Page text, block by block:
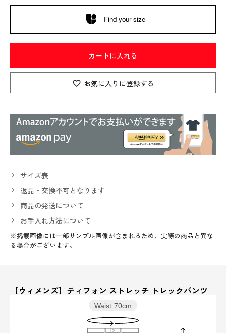
Find your size
カートに入れる
お気に入りに登録する
サイズ表
返品・交換不可となります
商品の発送について
お手入れ方法について
※掲載画像には一部サンプル画像が含まれるため、実際の商品と異な
る場合がございます。
【ウィメンズ】ティフォン ストレッチ トレックパンツ
Waist 70cm